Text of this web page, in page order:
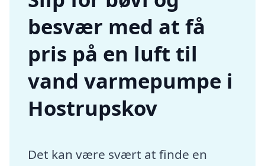
besvær med at få
pris på en luft til
vand varmepumpe i
Hostrupskov
Det kan være svært at finde en